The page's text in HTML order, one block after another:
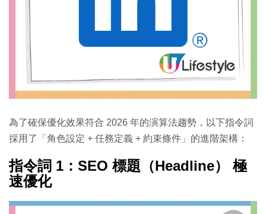
為了確保優化效果符合 2026 年的演算法趨勢，以下指令詞
採用了「角色設定 + 任務定義 + 約束條件」的進階架構：
指令詞 1：SEO 標題（Headline） 極
速優化